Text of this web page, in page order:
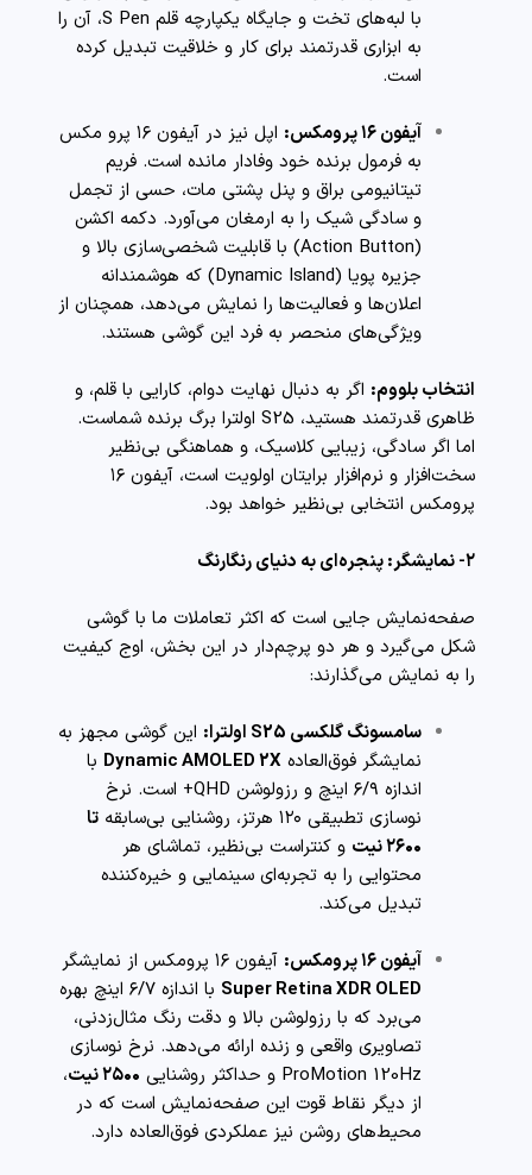
با لبه‌های تخت و جایگاه یکپارچه قلم S Pen، آن را
به ابزاری قدرتمند برای کار و خلاقیت تبدیل کرده
است.
آیفون ۱۶ پرومکس:
اپل نیز در آیفون ۱۶ پرو مکس
به فرمول برنده خود وفادار مانده است. فریم
تیتانیومی براق و پنل پشتی مات، حسی از تجمل
و سادگی شیک را به ارمغان می‌آورد. دکمه اکشن
(Action Button) با قابلیت شخصی‌سازی بالا و
جزیره پویا (Dynamic Island) که هوشمندانه
اعلان‌ها و فعالیت‌ها را نمایش می‌دهد، همچنان از
ویژگی‌های منحصر به فرد این گوشی هستند.
انتخاب بلووم: اگر به دنبال نهایت دوام، کارایی با قلم، و
ظاهری قدرتمند هستید، S25 اولترا برگ برنده شماست.
اما اگر سادگی، زیبایی کلاسیک، و هماهنگی بی‌نظیر
سخت‌افزار و نرم‌افزار برایتان اولویت است، آیفون ۱۶
پرومکس انتخابی بی‌نظیر خواهد بود.
۲- نمایشگر: پنجره‌ای به دنیای رنگارنگ
صفحه‌نمایش جایی است که اکثر تعاملات ما با گوشی
شکل می‌گیرد و هر دو پرچم‌دار در این بخش، اوج کیفیت
را به نمایش می‌گذارند:
سامسونگ گلکسی S25 اولترا:
این گوشی مجهز به
نمایشگر فوق‌العاده Dynamic AMOLED 2X با
اندازه ۶/۹ اینچ و رزولوشن QHD+ است. نرخ
نوسازی تطبیقی ۱۲۰ هرتز، روشنایی بی‌سابقه
تا
۲۶۰۰ نیت
و کنتراست بی‌نظیر، تماشای هر
محتوایی را به تجربه‌ای سینمایی و خیره‌کننده
تبدیل می‌کند.
آیفون ۱۶ پرومکس:
آیفون ۱۶ پرومکس از نمایشگر
Super Retina XDR OLED
با اندازه ۶/۷ اینچ بهره
می‌برد که با رزولوشن بالا و دقت رنگ مثال‌زدنی،
تصاویری واقعی و زنده ارائه می‌دهد. نرخ نوسازی
ProMotion 120Hz و حداکثر روشنایی
۲۵۰۰ نیت
،
از دیگر نقاط قوت این صفحه‌نمایش است که در
محیط‌های روشن نیز عملکردی فوق‌العاده دارد.